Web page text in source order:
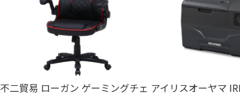
不二貿易 ローガン ゲーミングチェ アイリスオーヤマ